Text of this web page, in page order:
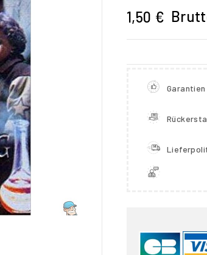

1,50 €
Garantien